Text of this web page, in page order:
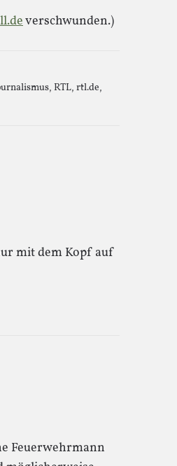
verschwunden.)
, RTL, rtl.de,
mit dem Kopf auf
Feuerwehrmann